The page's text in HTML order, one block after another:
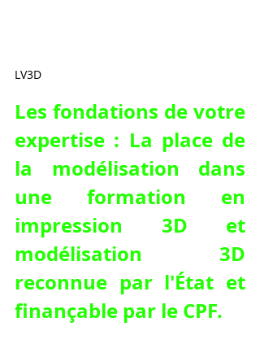
LV3D
Les fondations de votre
expertise : La place de
la modélisation dans
une formation en
impression 3D et
modélisation 3D
reconnue par l'État et
finançable par le CPF.